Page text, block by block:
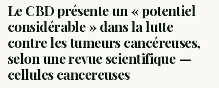
Le CBD présente un « potentiel
considérable » dans la lutte
contre les tumeurs cancéreuses,
selon une revue scientifique —
cellules cancereuses